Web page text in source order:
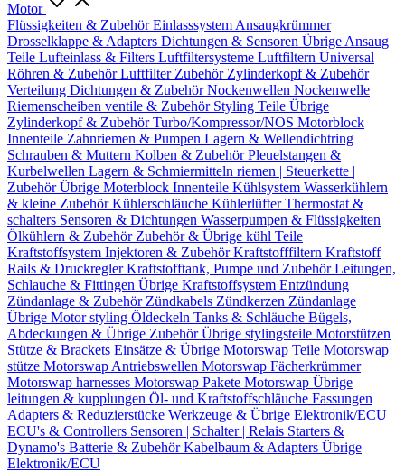
Motor
Flüssigkeiten & ZubehörEinlasssystem Ansaugkrümmer
Drosselklappe & Adapters Dichtungen & Sensoren Übrige Ansaug
Teile Lufteinlass & Filters Luftfiltersysteme Luftfiltern Universal
Röhren & ZubehörLuftfilter Zubehör Zylinderkopf & Zubehör
Verteilung Dichtungen & ZubehörNockenwellen Nockenwelle
Riemenscheiben ventile & Zubehör Styling Teile Übrige
Zylinderkopf & ZubehörTurbo/Kompressor/NOS Motorblock
Innenteile Zahnriemen & Pumpen Lagern & Wellendichtring
Schrauben & Muttern Kolben & ZubehörPleuelstangen &
Kurbelwellen Lagern & Schmiermitteln riemen | Steuerkette |
ZubehörÜbrige Moterblock Innenteile Kühlsystem Wasserkühlern
& kleine ZubehörKühlerschläuche KühlerlüfterThermostat &
schalters Sensoren & Dichtungen Wasserpumpen & Flüssigkeiten
Ölkühlern & Zubehör Zubehör & Übrige kühl Teile
Kraftstoffsystem Injektoren & ZubehörKraftstofffiltern Kraftstoff
Rails & DruckreglerKraftstofftank, Pumpe und ZubehörLeitungen,
Schlauche & Fittingen Übrige Kraftstoffsystem Entzündung
Zündanlage & Zubehör Zündkabels Zündkerzen Zündanlage
Übrige Motor styling Öldeckeln Tanks & Schläuche Bügels,
Abdeckungen & Übrige ZubehörÜbrige stylingsteile Motorstützen
Stütze & Brackets Einsätze & Übrige Motorswap Teile Motorswap
stütze Motorswap Antriebswellen Motorswap Fächerkrümmer
Motorswap harnesses Motorswap Pakete Motorswap Übrige
leitungen & kupplungen Öl- und Kraftstoffschläuche Fassungen
Adapters & Reduzierstücke Werkzeuge & Übrige Elektronik/ECU
ECU's & Controllers Sensoren | Schalter | Relais Starters &
Dynamo's Batterie & ZubehörKabelbaum & Adapters Übrige
Elektronik/ECU